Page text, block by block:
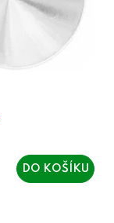
DO KOŠÍKU